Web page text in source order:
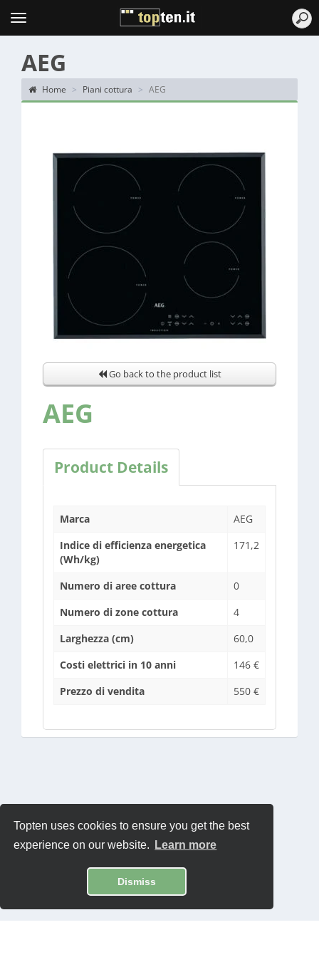
Topten uses cookies to ensure you get the best
experience on our website.
Learn more
Dismiss
Topten
Menu
AEG
Home Piani cottura AEG
Go back to the product list
AEG
Product Details
Marca
AEG
Indice di efficienza energetica
(Wh/kg)
171,2
Numero di aree cottura
0
Numero di zone cottura
4
Larghezza (cm)
60,0
Costi elettrici in 10 anni
146 €
Prezzo di vendita
550 €